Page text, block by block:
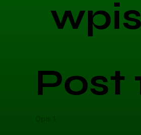
Post
Opis 1